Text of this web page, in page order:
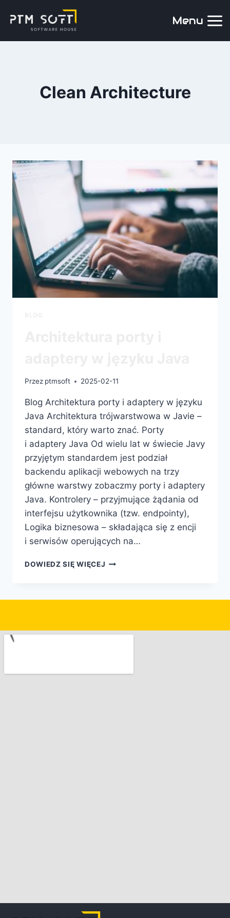
Menu
Clean Architecture
Przez ptmsoft 2025-02-11
Blog Architektura porty i adaptery w języku
Java Architektura trójwarstwowa w Javie –
standard, który warto znać. Porty
i adaptery Java Od wielu lat w świecie Javy
przyjętym standardem jest podział
backendu aplikacji webowych na trzy
główne warstwy zobaczmy porty i adaptery
Java. Kontrolery – przyjmujące żądania od
interfejsu użytkownika (tzw. endpointy),
Logika biznesowa – składająca się z encji
i serwisów operujących na…
DOWIEDZ SIĘ WIĘCEJ